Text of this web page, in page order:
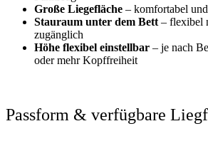
Große Liegefläche – komfortabel
Stauraum unter dem Bett – flexibel
zugänglich
Höhe flexibel einstellbar – je nach
oder mehr Kopffreiheit
Passform & verfügbare